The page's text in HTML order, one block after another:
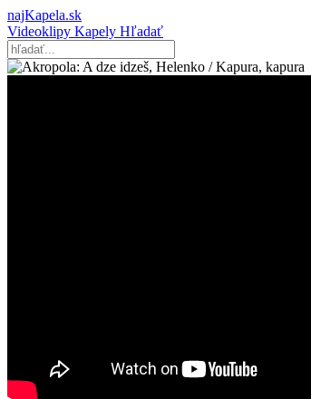
najKapela.sk
Videoklipy Kapely Hľadať